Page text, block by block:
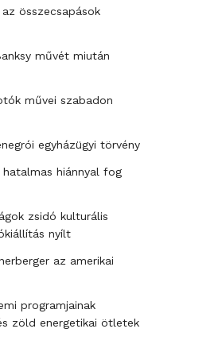
összecsapások
művét miután
művei szabadon
egyházügyi törvény
hatalmas hiánnyal fog
zsidó kulturális
nyílt
az amerikai
programjainak
zöld energetikai ötletek